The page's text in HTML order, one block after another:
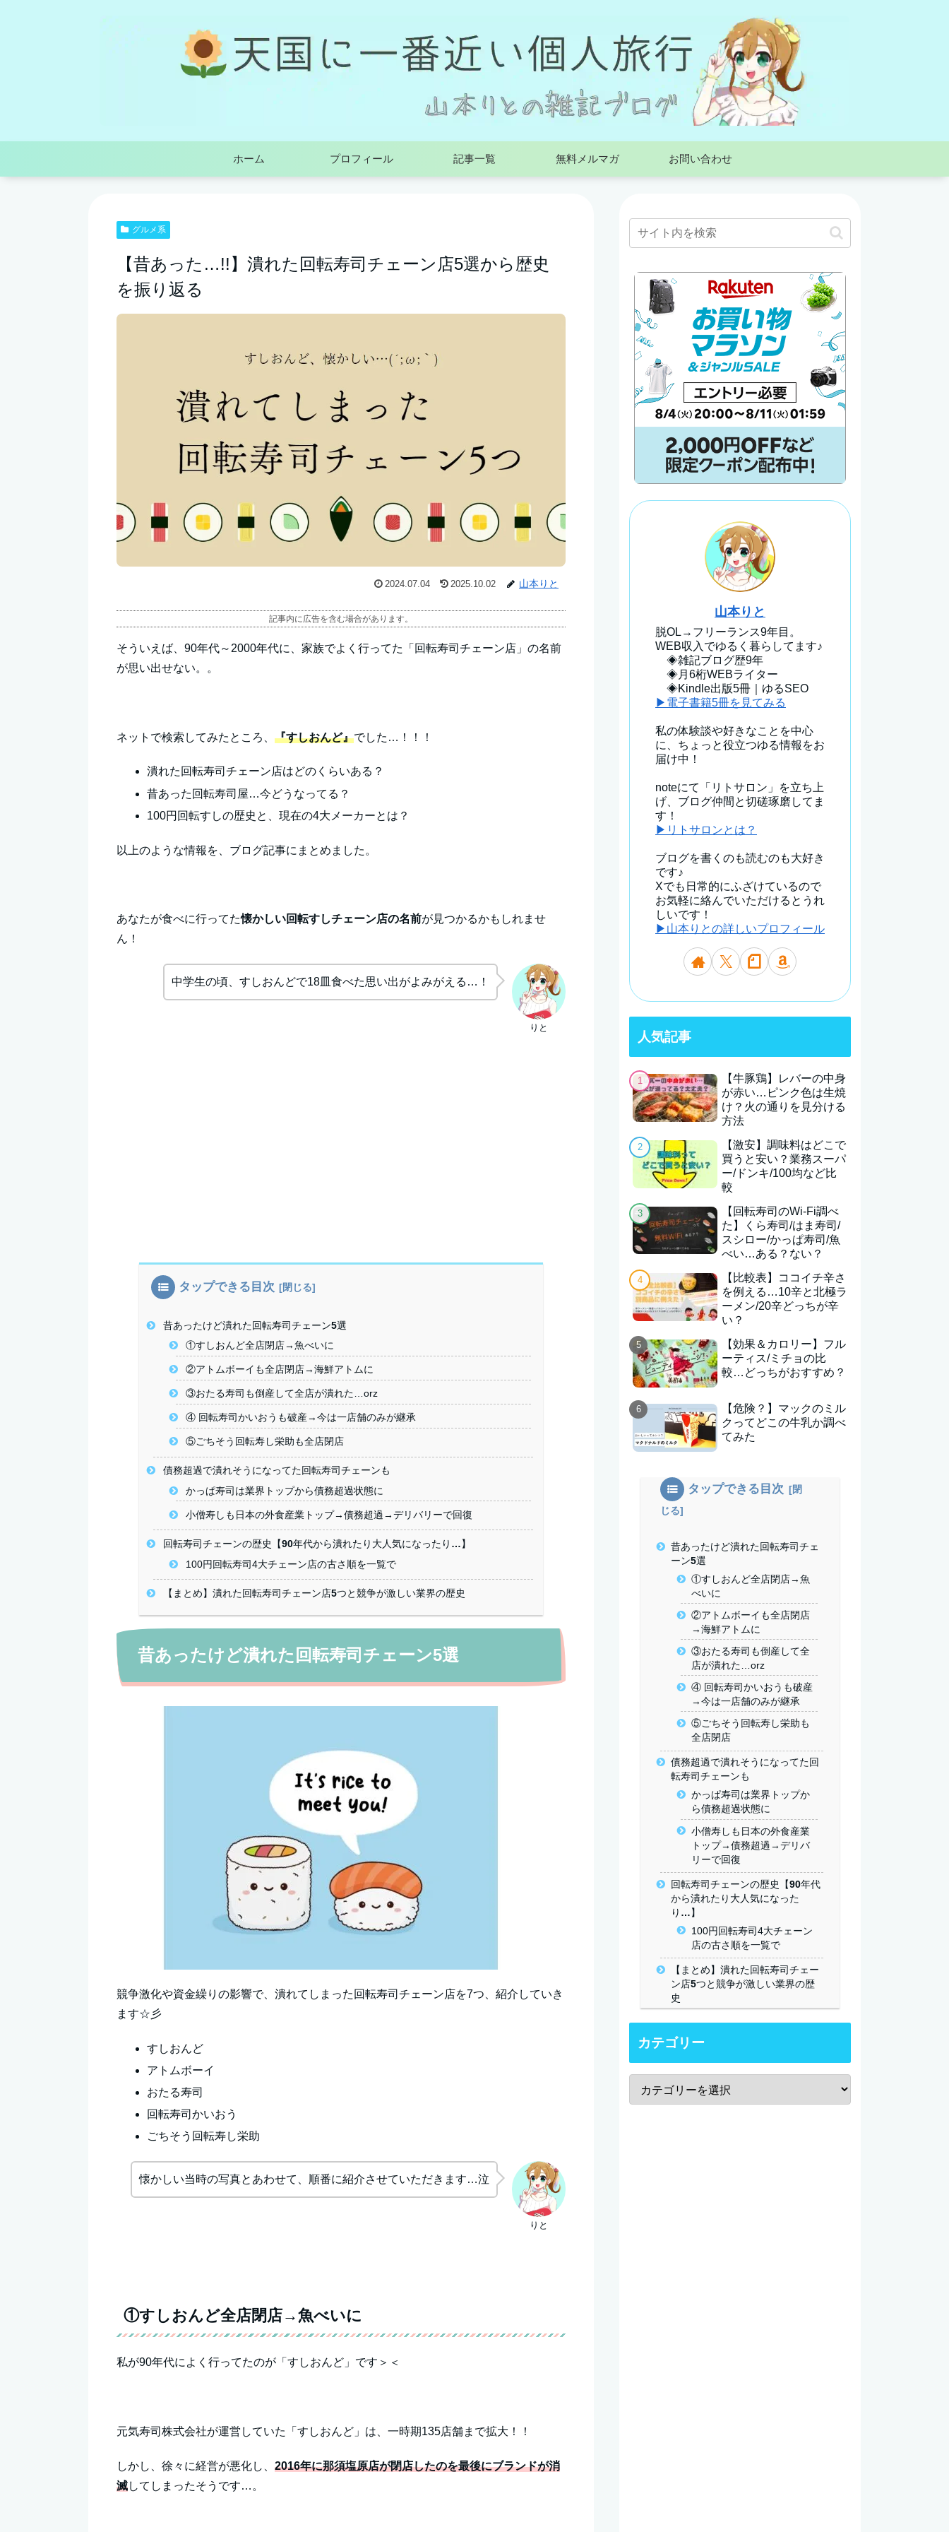
ホーム プロフィール 記事一覧 無料メルマガ お問い合わせ
グルメ系
【昔あった…!!】潰れた回転寿司チェーン店5選から歴史
を振り返る
2024.07.04 2025.10.02 山本りと
記事内に広告を含む場合があります。
そういえば、90年代～2000年代に、家族でよく行ってた「回転寿司チェーン店」の名前
が思い出せない。。
ネットで検索してみたところ、 『すしおんど』でした…！！！
潰れた回転寿司チェーン店はどのくらいある？
昔あった回転寿司屋…今どうなってる？
100円回転すしの歴史と、現在の4大メーカーとは？
以上のような情報を、ブログ記事にまとめました。
あなたが食べに行ってた懐かしい回転すしチェーン店の名前が見つかるかもしれませ
ん！
りと
中学生の頃、すしおんどで18皿食べた思い出がよみがえる…！
タップできる目次
昔あったけど潰れた回転寿司チェーン5選
①すしおんど全店閉店→魚べいに
②アトムボーイも全店閉店→海鮮アトムに
③おたる寿司も倒産して全店が潰れた…orz
④ 回転寿司かいおうも破産→今は一店舗のみが継承
⑤ごちそう回転寿し栄助も全店閉店
債務超過で潰れそうになってた回転寿司チェーンも
かっぱ寿司は業界トップから債務超過状態に
小僧寿しも日本の外食産業トップ→債務超過→デリバリーで回復
回転寿司チェーンの歴史【90年代から潰れたり大人気になったり…】
100円回転寿司4大チェーン店の古さ順を一覧で
【まとめ】潰れた回転寿司チェーン店5つと競争が激しい業界の歴史
昔あったけど潰れた回転寿司チェーン5選
競争激化や資金繰りの影響で、潰れてしまった回転寿司チェーン店を7つ、紹介していき
ます☆彡
すしおんど
アトムボーイ
おたる寿司
回転寿司かいおう
ごちそう回転寿し栄助
りと
懐かしい当時の写真とあわせて、順番に紹介させていただきます…泣
①すしおんど全店閉店→魚べいに
私が90年代によく行ってたのが「すしおんど」です＞＜
元気寿司株式会社が運営していた「すしおんど」は、一時期135店舗まで拡大！！
しかし、徐々に経営が悪化し、 2016年に那須塩原店が閉店したのを最後にブランドが消
滅してしまったそうです…。
山本りと
脱OL→フリーランス9年目。
WEB収入でゆるく暮らしてます♪
◈雑記ブログ歴9年
◈月6桁WEBライター
◈Kindle出版5冊｜ゆるSEO
▶電子書籍5冊を見てみる
私の体験談や好きなことを中心
に、ちょっと役立つゆる情報をお
届け中！
noteにて「リトサロン」を立ち上
げ、ブログ仲間と切磋琢磨してま
す！
▶リトサロンとは？
ブログを書くのも読むのも大好き
です♪
Xでも日常的にふざけているので
お気軽に絡んでいただけるとうれ
しいです！
▶山本りとの詳しいプロフィール
人気記事
【牛豚鶏】レバーの中身
が赤い…ピンク色は生焼
け？火の通りを見分ける
方法
【激安】調味料はどこで
買うと安い？業務スーパ
ー/ドンキ/100均など比
較
【回転寿司のWi-Fi調べ
た】くら寿司/はま寿司/
スシロー/かっぱ寿司/魚
べい…ある？ない？
【比較表】ココイチ辛さ
を例える…10辛と北極ラ
ーメン/20辛どっちが辛
い？
【効果＆カロリー】フル
ーティス/ミチョの比
較…どっちがおすすめ？
【危険？】マックのミル
クってどこの牛乳か調べ
てみた
タップできる目次
昔あったけど潰れた回転寿司チェ
ーン5選
①すしおんど全店閉店→魚
べいに
②アトムボーイも全店閉店
→海鮮アトムに
③おたる寿司も倒産して全
店が潰れた…orz
④ 回転寿司かいおうも破産
→今は一店舗のみが継承
⑤ごちそう回転寿し栄助も
全店閉店
債務超過で潰れそうになってた回
転寿司チェーンも
かっぱ寿司は業界トップか
ら債務超過状態に
小僧寿しも日本の外食産業
トップ→債務超過→デリバ
リーで回復
回転寿司チェーンの歴史【90年代
から潰れたり大人気になった
り…】
100円回転寿司4大チェーン
店の古さ順を一覧で
【まとめ】潰れた回転寿司チェー
ン店5つと競争が激しい業界の歴
史
カテゴリー